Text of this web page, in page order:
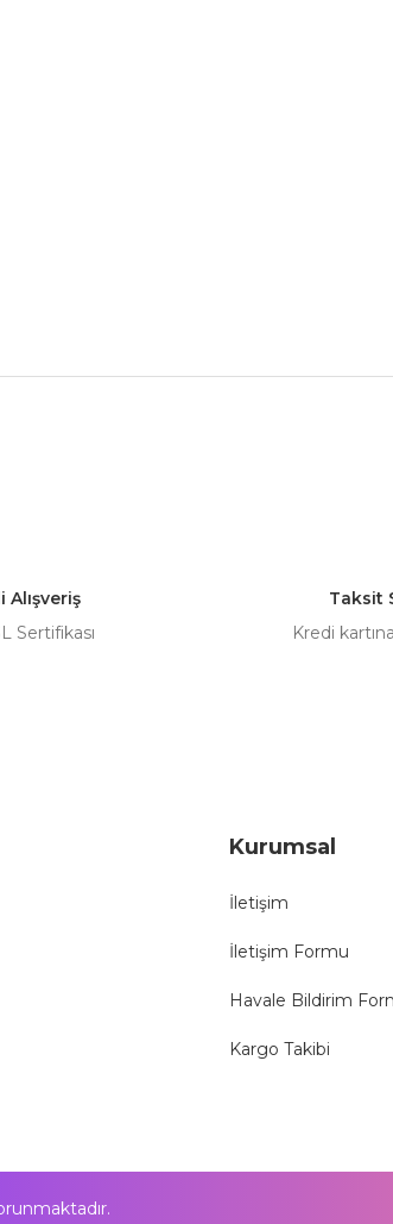
Gönder
Alışveriş
Sertifikası
Taksit
Kredi
Kurumsal
İletişim
İletişim Formu
Havale Bildirim
Kargo Takibi